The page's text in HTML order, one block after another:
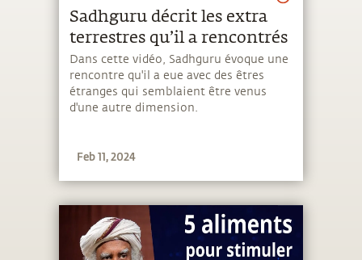
Sadhguru décrit les extra
terrestres qu’il a rencontrés
Dans cette vidéo, Sadhguru évoque une
rencontre qu'il a eue avec des êtres
étranges qui semblaient être venus
d'une autre dimension.
Feb 11, 2024